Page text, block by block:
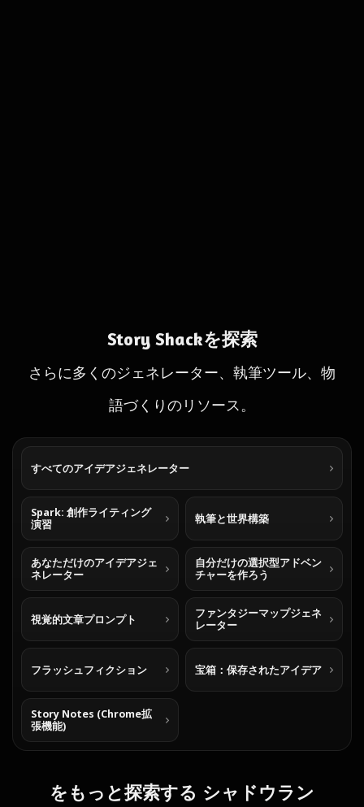
Story Shackを探索
さらに多くのジェネレーター、執筆ツール、物
語づくりのリソース。
すべてのアイデアジェネレーター
Spark: 創作ライティング
演習
執筆と世界構築
あなただけのアイデアジェ
ネレーター
自分だけの選択型アドベン
チャーを作ろう
視覚的文章プロンプト
ファンタジーマップジェネ
レーター
フラッシュフィクション 宝箱：保存されたアイデア
Story Notes (Chrome拡
張機能)
をもっと探索する シャドウラン